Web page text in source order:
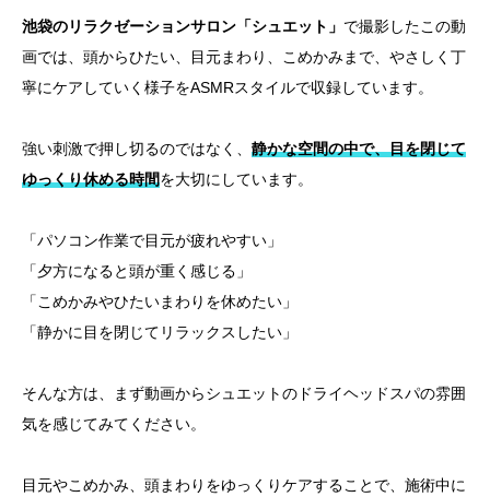
池袋のリラクゼーションサロン「シュエット」 で撮影したこの動
画では、頭からひたい、目元まわり、こめかみまで、やさしく丁
寧にケアしていく様子をASMRスタイルで収録しています。
強い刺激で押し切るのではなく、 静かな空間の中で、目を閉じて
ゆっくり休める時間を大切にしています。
「パソコン作業で目元が疲れやすい」
「夕方になると頭が重く感じる」
「こめかみやひたいまわりを休めたい」
「静かに目を閉じてリラックスしたい」
そんな方は、まず動画からシュエットのドライヘッドスパの雰囲
気を感じてみてください。
目元やこめかみ、頭まわりをゆっくりケアすることで、施術中に